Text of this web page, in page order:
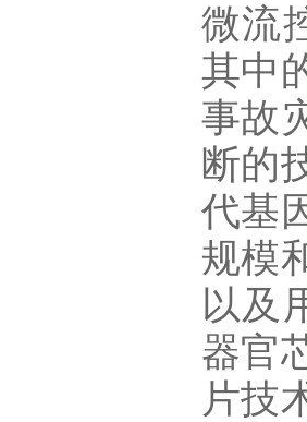
微流
其中
事故
断的
代基
规模
以及
器官
片技